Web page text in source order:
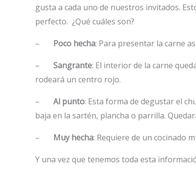
gusta a cada uno de nuestros invitados.
perfecto. ¿Qué cuáles son?
– Poco hecha: Para presentar la carne
– Sangrante: El interior de la carne
rodeará un centro rojo.
– Al punto: Esta forma de degustar el
baja en la sartén, plancha o parrilla.
– Muy hecha: Requiere de un cocinado
Y una vez que tenemos toda esta